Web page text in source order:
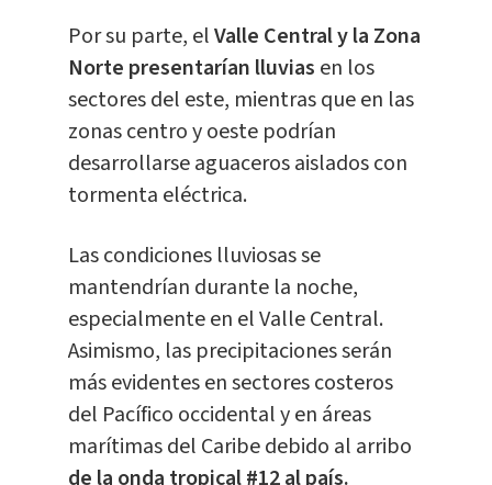
Por su parte, elValle Central y la Zona
Norte presentarían lluvias en los
sectores del este, mientras que en las
zonas centro y oeste podrían
desarrollarse aguaceros aislados con
tormenta eléctrica.
Las condiciones lluviosas se
mantendrían durante la noche,
especialmente en el Valle Central.
Asimismo, las precipitaciones serán
más evidentes en sectores costeros
del Pacífico occidental y en áreas
marítimas del Caribe debido al arribo
de la onda tropical #12 al país.